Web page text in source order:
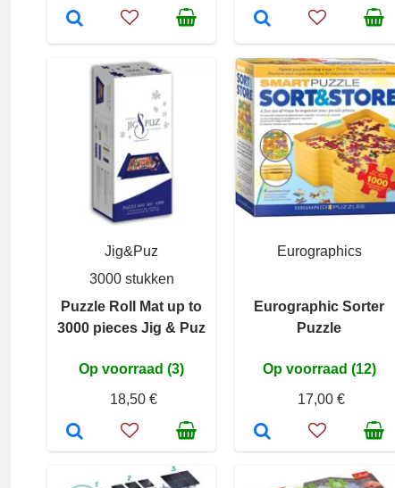
Jig&Puz
3000 stukken
Puzzle Roll Mat up to
3000 pieces Jig & Puz
Op voorraad (3)
18,50 €
Eurographics
Eurographic Sorter
Puzzle
Op voorraad (12)
17,00 €